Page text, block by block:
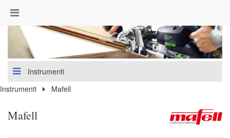
Instrumenti
Instrumenti
Mafell
Mafell